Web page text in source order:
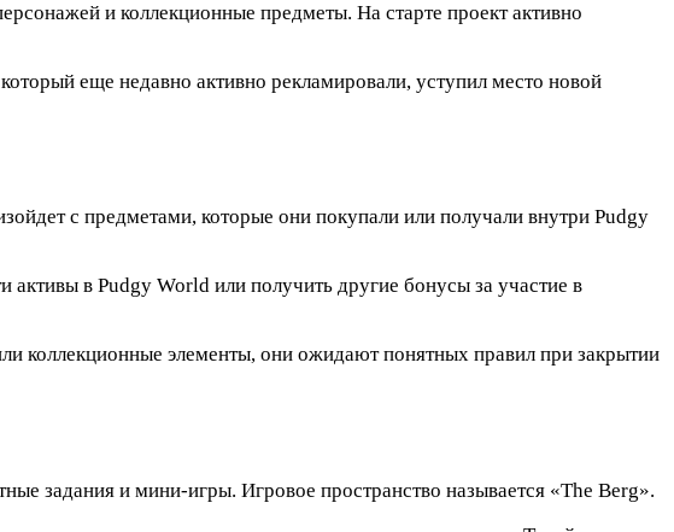
и коллекционные предметы. На старте проект активно
еще недавно активно рекламировали, уступил место новой
с предметами, которые они покупали или получали внутри Pudgy
в Pudgy World или получить другие бонусы за участие в
коллекционные элементы, они ожидают понятных правил при закрытии
задания и мини-игры. Игровое пространство называется «The Berg».